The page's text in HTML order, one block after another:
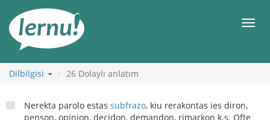
Görüntüleme
Dilbilgisi 26 Dolaylı anlatım
Nerekta parolo estas subfrazo, kiu rerakontas ies diron,
penson, opinion, decidon, demandon, rimarkon k.s. Ofte